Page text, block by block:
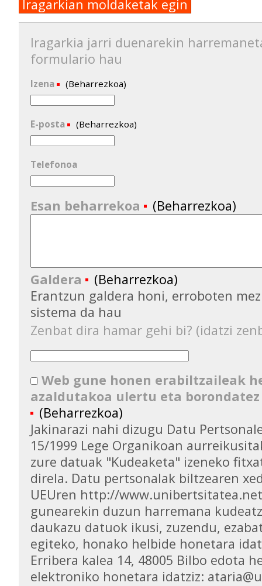
Iragarkian moldaketak egin
Iragarkia jarri duenarekin
formulario hau
Izena (Beharrezkoa)
E-posta (Beharrezkoa)
Telefonoa
Esan beharrekoa (Beharrezkoa)
Galdera
(Beharrezkoa)
Erantzun galdera honi, erroboten
sistema da hau
Zenbat dira hamar gehi bi? (idatzi
Web gune honen erabiltzaileak
azaldutakoa ulertu eta
(Beharrezkoa)
Jakinarazi nahi dizugu Datu
15/1999 Lege Organikoan
zure datuak "Kudeaketa" izeneko
direla. Datu pertsonalak biltzearen
UEUren http://
gunearekin duzun harremana
daukazu datuok ikusi, zuzendu,
egiteko, honako helbide honetara
Erribera kalea 14, 48005 Bilbo edota
elektroniko honetara idatziz: